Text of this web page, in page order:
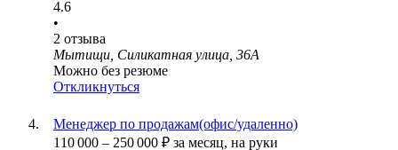
4.6
•
2 отзыва
Мытищи, Силикатная улица, 36А
Можно без резюме
Откликнуться
Менеджер по продажам(офис/удаленно)
110 000 – 250 000 ₽ за месяц, на руки